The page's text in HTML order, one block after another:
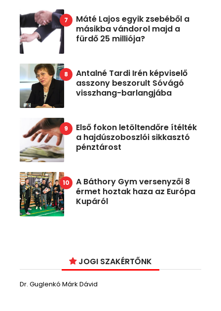
Máté Lajos egyik zsebéből a
másikba vándorol majd a
fürdő 25 milliója?
Antalné Tardi Irén képviselő
asszony beszorult Sóvágó
visszhang-barlangjába
Első fokon letöltendőre ítélték
a hajdúszoboszlói sikkasztó
pénztárost
A Báthory Gym versenyzői 8
érmet hoztak haza az Európa
Kupáról
JOGI SZAKÉRTŐNK
Dr. Guglenkó Márk Dávid